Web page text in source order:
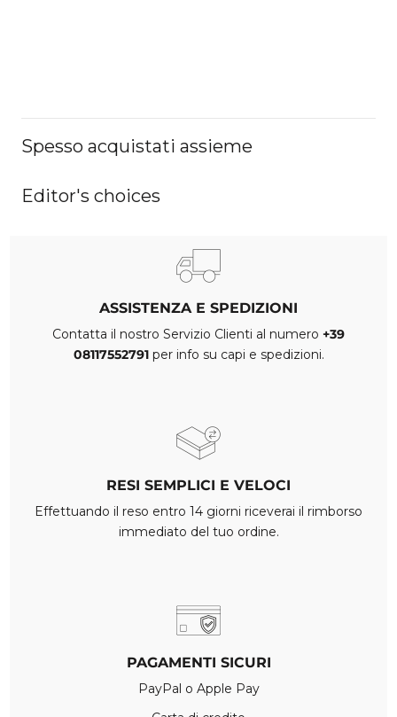
Spesso acquistati assieme
Editor's choices
ASSISTENZA E SPEDIZIONI
Contatta il nostro Servizio Clienti al numero +39
08117552791 per info su capi e spedizioni.
RESI SEMPLICI E VELOCI
Effettuando il reso entro 14 giorni riceverai il rimborso
immediato del tuo ordine.
PAGAMENTI SICURI
PayPal o Apple Pay